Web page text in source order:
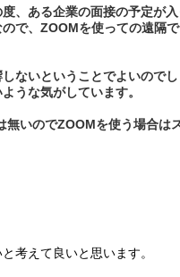
、ある企業の面接の予定が
で、ZOOMを使っての遠隔
ないということでよいので
うな気がしています。
いのでZOOMを使う場合は
考えて良いと思います。